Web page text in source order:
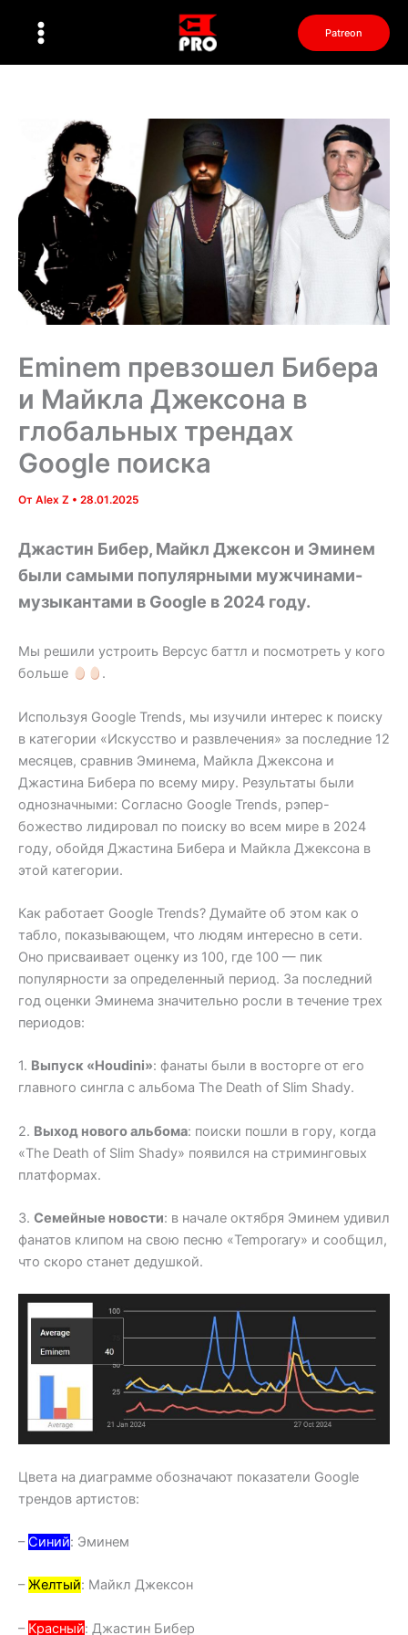
Patreon
Eminem превзошел Бибера
и Майкла Джексона в
глобальных трендах
Google поиска
От Alex Z • 28.01.2025
Джастин Бибер, Майкл Джексон и Эминем
были самыми популярными мужчинами-
музыкантами в Google в 2024 году.
Мы решили устроить Версус баттл и посмотреть у кого
больше
.
Используя Google Trends, мы изучили интерес к поиску
в категории «Искусство и развлечения» за последние 12
месяцев, сравнив Эминема, Майкла Джексона и
Джастина Бибера по всему миру. Результаты были
однозначными: Согласно Google Trends, рэпер-
божество лидировал по поиску во всем мире в 2024
году, обойдя Джастина Бибера и Майкла Джексона в
этой категории.
Как работает Google Trends? Думайте об этом как о
табло, показывающем, что людям интересно в сети.
Оно присваивает оценку из 100, где 100 — пик
популярности за определенный период. За последний
год оценки Эминема значительно росли в течение трех
периодов:
1. Выпуск «Houdini»: фанаты были в восторге от его
главного сингла с альбома The Death of Slim Shady.
2. Выход нового альбома: поиски пошли в гору, когда
«The Death of Slim Shady» появился на стриминговых
платформах.
3. Семейные новости: в начале октября Эминем удивил
фанатов клипом на свою песню «Temporary» и сообщил,
что скоро станет дедушкой.
Цвета на диаграмме обозначают показатели Google
трендов артистов:
–Синий: Эминем
–Желтый: Майкл Джексон
– Красный: Джастин Бибер